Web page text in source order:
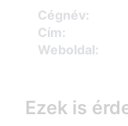
Cégnév:
Cím:
Weboldal:
Ezek is